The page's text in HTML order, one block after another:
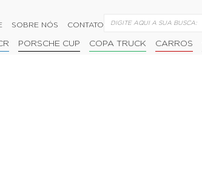
SOBRE NÓS CONTATO
PORSCHE CUP COPA TRUCK CARROS